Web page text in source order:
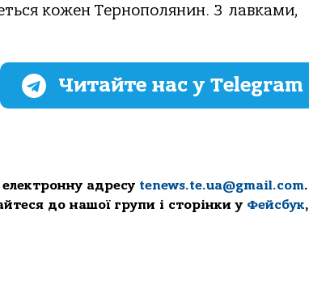
кожен Тернополянин. З лавками,
Читайте нас у Telegram
адресу tenews.te.ua@gmail.com.
до нашої групи і сторінки у Фейсбук,